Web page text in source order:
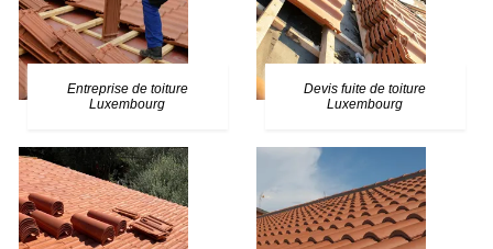
Entreprise de toiture
Luxembourg
Devis fuite de toiture
Luxembourg